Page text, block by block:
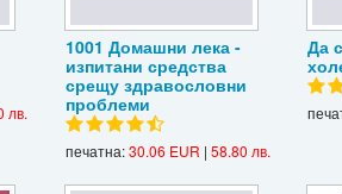
лв.
1001 Домашни лека -
изпитани средства
срещу здравословни
проблеми
печатна:30.06 EUR | 58.80 лв.
Да